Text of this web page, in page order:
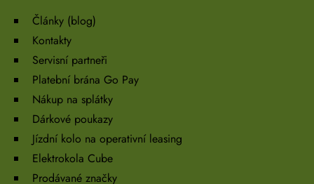
Články (blog)
Kontakty
Servisní partneři
Platební brána Go Pay
Nákup na splátky
Dárkové poukazy
Jízdní kolo na operativní leasing
Elektrokola Cube
Prodávané značky